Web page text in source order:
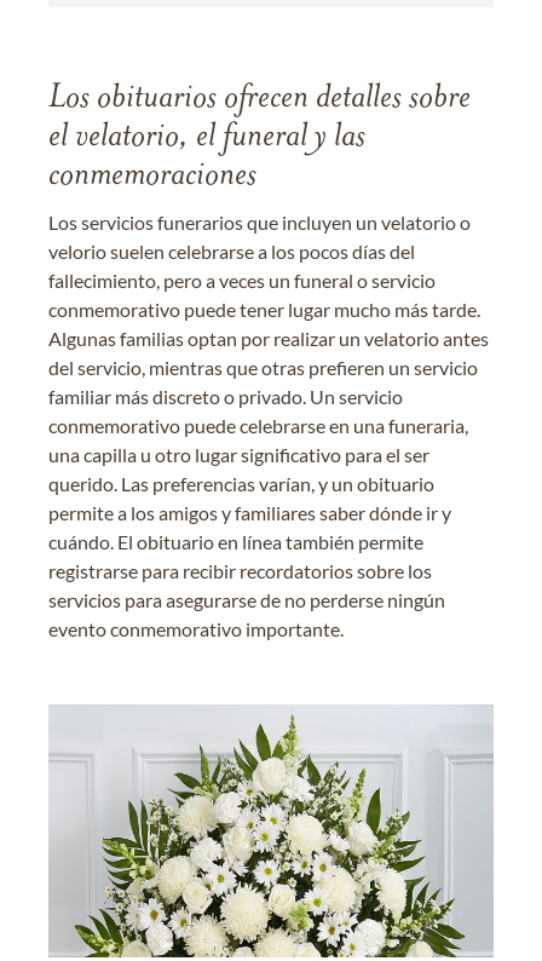
Los obituarios ofrecen detalles sobre
el velatorio, el funeral y las
conmemoraciones
Los servicios funerarios que incluyen un velatorio o
velorio suelen celebrarse a los pocos días del
fallecimiento, pero a veces un funeral o servicio
conmemorativo puede tener lugar mucho más tarde.
Algunas familias optan por realizar un velatorio antes
del servicio, mientras que otras prefieren un servicio
familiar más discreto o privado. Un servicio
conmemorativo puede celebrarse en una funeraria,
una capilla u otro lugar significativo para el ser
querido. Las preferencias varían, y un obituario
permite a los amigos y familiares saber dónde ir y
cuándo. El obituario en línea también permite
registrarse para recibir recordatorios sobre los
servicios para asegurarse de no perderse ningún
evento conmemorativo importante.